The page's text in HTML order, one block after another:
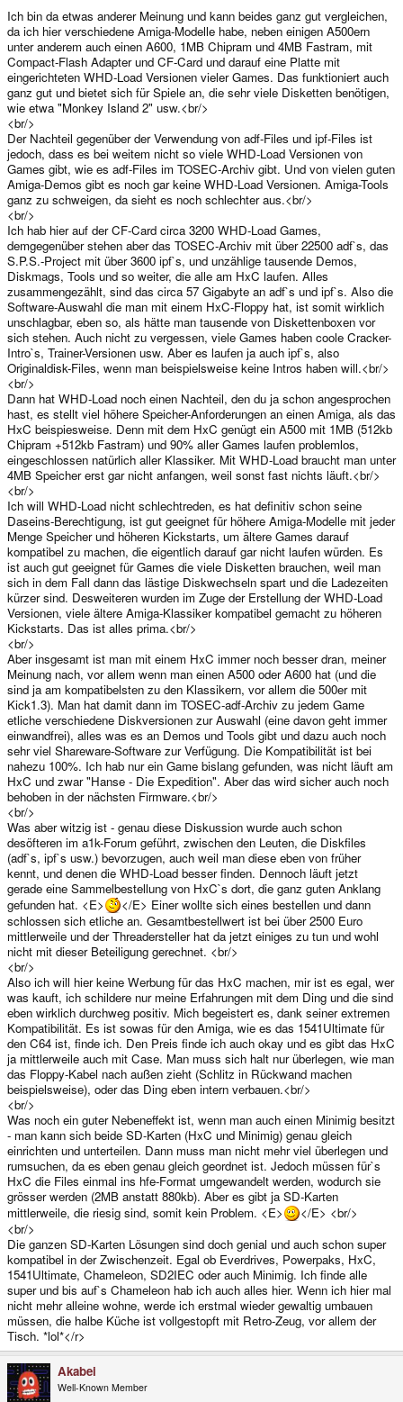
<e></e></URL><br/>
<URL url="http://www.vesalia.de/d_aca1220.htm"><s>
</s>http://www.vesalia.de/d_aca1220.htm<e></e></URL><e>
Ich bin da etwas anderer Meinung und kann beides ganz gut vergleichen,
da ich hier verschiedene Amiga-Modelle habe, neben einigen A500ern
unter anderem auch einen A600, 1MB Chipram und 4MB Fastram, mit
Compact-Flash Adapter und CF-Card und darauf eine Platte mit
eingerichteten WHD-Load Versionen vieler Games. Das funktioniert auch
ganz gut und bietet sich für Spiele an, die sehr viele Disketten benötigen,
wie etwa "Monkey Island 2" usw.<br/>
<br/>
Der Nachteil gegenüber der Verwendung von adf-Files und ipf-Files ist
jedoch, dass es bei weitem nicht so viele WHD-Load Versionen von
Games gibt, wie es adf-Files im TOSEC-Archiv gibt. Und von vielen guten
Amiga-Demos gibt es noch gar keine WHD-Load Versionen. Amiga-Tools
ganz zu schweigen, da sieht es noch schlechter aus.<br/>
<br/>
Ich hab hier auf der CF-Card circa 3200 WHD-Load Games,
demgegenüber stehen aber das TOSEC-Archiv mit über 22500 adf`s, das
S.P.S.-Project mit über 3600 ipf`s, und unzählige tausende Demos,
Diskmags, Tools und so weiter, die alle am HxC laufen. Alles
zusammengezählt, sind das circa 57 Gigabyte an adf`s und ipf`s. Also die
Software-Auswahl die man mit einem HxC-Floppy hat, ist somit wirklich
unschlagbar, eben so, als hätte man tausende von Diskettenboxen vor
sich stehen. Auch nicht zu vergessen, viele Games haben coole Cracker-
Intro`s, Trainer-Versionen usw. Aber es laufen ja auch ipf`s, also
Originaldisk-Files, wenn man beispielsweise keine Intros haben will.<br/>
<br/>
Dann hat WHD-Load noch einen Nachteil, den du ja schon angesprochen
hast, es stellt viel höhere Speicher-Anforderungen an einen Amiga, als das
HxC beispiesweise. Denn mit dem HxC genügt ein A500 mit 1MB (512kb
Chipram +512kb Fastram) und 90% aller Games laufen problemlos,
eingeschlossen natürlich aller Klassiker. Mit WHD-Load braucht man unter
4MB Speicher erst gar nicht anfangen, weil sonst fast nichts läuft.<br/>
<br/>
Ich will WHD-Load nicht schlechtreden, es hat definitiv schon seine
Daseins-Berechtigung, ist gut geeignet für höhere Amiga-Modelle mit jeder
Menge Speicher und höheren Kickstarts, um ältere Games darauf
kompatibel zu machen, die eigentlich darauf gar nicht laufen würden. Es
ist auch gut geeignet für Games die viele Disketten brauchen, weil man
sich in dem Fall dann das lästige Diskwechseln spart und die Ladezeiten
kürzer sind. Desweiteren wurden im Zuge der Erstellung der WHD-Load
Versionen, viele ältere Amiga-Klassiker kompatibel gemacht zu höheren
Kickstarts. Das ist alles prima.<br/>
<br/>
Aber insgesamt ist man mit einem HxC immer noch besser dran, meiner
Meinung nach, vor allem wenn man einen A500 oder A600 hat (und die
sind ja am kompatibelsten zu den Klassikern, vor allem die 500er mit
Kick1.3). Man hat damit dann im TOSEC-adf-Archiv zu jedem Game
etliche verschiedene Diskversionen zur Auswahl (eine davon geht immer
einwandfrei), alles was es an Demos und Tools gibt und dazu auch noch
sehr viel Shareware-Software zur Verfügung. Die Kompatibilität ist bei
nahezu 100%. Ich hab nur ein Game bislang gefunden, was nicht läuft am
HxC und zwar "Hanse - Die Expedition". Aber das wird sicher auch noch
behoben in der nächsten Firmware.<br/>
<br/>
Was aber witzig ist - genau diese Diskussion wurde auch schon
desöfteren im a1k-Forum geführt, zwischen den Leuten, die Diskfiles
(adf`s, ipf`s usw.) bevorzugen, auch weil man diese eben von früher
kennt, und denen die WHD-Load besser finden. Dennoch läuft jetzt
gerade eine Sammelbestellung von HxC`s dort, die ganz guten Anklang
gefunden hat. <E>
</E> Einer wollte sich eines bestellen und dann
schlossen sich etliche an. Gesamtbestellwert ist bei über 2500 Euro
mittlerweile und der Threadersteller hat da jetzt einiges zu tun und wohl
nicht mit dieser Beteiligung gerechnet. <br/>
<br/>
Also ich will hier keine Werbung für das HxC machen, mir ist es egal, wer
was kauft, ich schildere nur meine Erfahrungen mit dem Ding und die sind
eben wirklich durchweg positiv. Mich begeistert es, dank seiner extremen
Kompatibilität. Es ist sowas für den Amiga, wie es das 1541Ultimate für
den C64 ist, finde ich. Den Preis finde ich auch okay und es gibt das HxC
ja mittlerweile auch mit Case. Man muss sich halt nur überlegen, wie man
das Floppy-Kabel nach außen zieht (Schlitz in Rückwand machen
beispielsweise), oder das Ding eben intern verbauen.<br/>
<br/>
Was noch ein guter Nebeneffekt ist, wenn man auch einen Minimig besitzt
- man kann sich beide SD-Karten (HxC und Minimig) genau gleich
einrichten und unterteilen. Dann muss man nicht mehr viel überlegen und
rumsuchen, da es eben genau gleich geordnet ist. Jedoch müssen für`s
HxC die Files einmal ins hfe-Format umgewandelt werden, wodurch sie
grösser werden (2MB anstatt 880kb). Aber es gibt ja SD-Karten
mittlerweile, die riesig sind, somit kein Problem. <E>
</E> <br/>
<br/>
Die ganzen SD-Karten Lösungen sind doch genial und auch schon super
kompatibel in der Zwischenzeit. Egal ob Everdrives, Powerpaks, HxC,
1541Ultimate, Chameleon, SD2IEC oder auch Minimig. Ich finde alle
super und bis auf`s Chameleon hab ich auch alles hier. Wenn ich hier mal
nicht mehr alleine wohne, werde ich erstmal wieder gewaltig umbauen
müssen, die halbe Küche ist vollgestopft mit Retro-Zeug, vor allem der
Tisch. *lol*</r>
Akabei
Well-Known Member